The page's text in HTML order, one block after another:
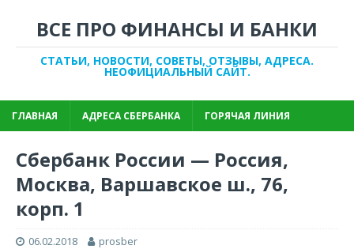
ВСЕ ПРО ФИНАНСЫ И БАНКИ
СТАТЬИ, НОВОСТИ, СОВЕТЫ, ОТЗЫВЫ, АДРЕСА.
НЕОФИЦИАЛЬНЫЙ САЙТ.
ГЛАВНАЯ АДРЕСА СБЕРБАНКА ГОРЯЧАЯ ЛИНИЯ
Сбербанк России — Россия,
Москва, Варшавское ш., 76,
корп. 1
06.02.2018 prosber